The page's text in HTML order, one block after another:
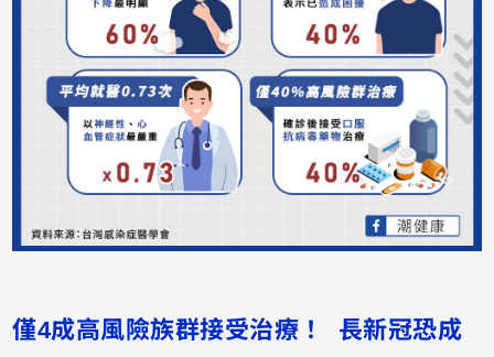
僅4成高風險族群接受治療！ 長新冠恐成